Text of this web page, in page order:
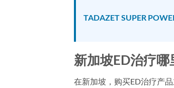
TADAZET SUPER
新加坡ED治疗哪
在新加坡，购买ED治疗产